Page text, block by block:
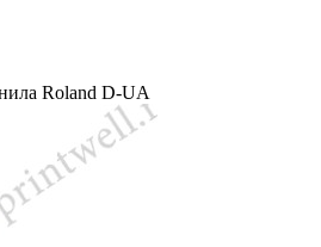
Roland D-UA